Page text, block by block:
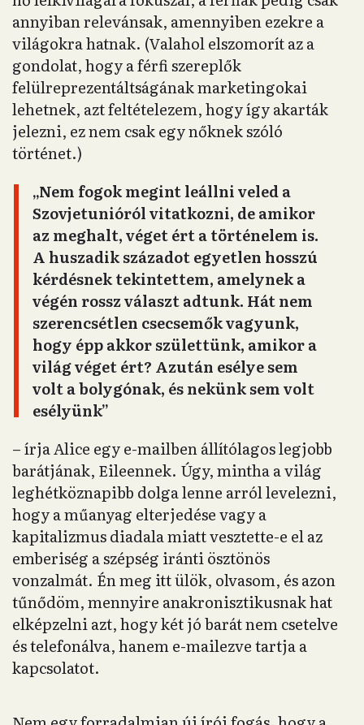
annyiban relevánsak, amennyiben ezekre a
világokra hatnak. (Valahol elszomorít az a
gondolat, hogy a férfi szereplők
felülreprezentáltságának marketingokai
lehetnek, azt feltételezem, hogy így akarták
jelezni, ez nem csak egy nőknek szóló
történet.)
„Nem fogok megint leállni veled a
Szovjetunióról vitatkozni, de amikor
az meghalt, véget ért a történelem is.
A huszadik századot egyetlen hosszú
kérdésnek tekintettem, amelynek a
végén rossz választ adtunk. Hát nem
szerencsétlen csecsemők vagyunk,
hogy épp akkor születtünk, amikor a
világ véget ért? Azután esélye sem
volt a bolygónak, és nekünk sem volt
esélyünk”
– írja Alice egy e-mailben állítólagos legjobb
barátjának, Eileennek. Úgy, mintha a világ
leghétköznapibb dolga lenne arról levelezni,
hogy a műanyag elterjedése vagy a
kapitalizmus diadala miatt vesztette-e el az
emberiség a szépség iránti ösztönös
vonzalmát. Én meg itt ülök, olvasom, és azon
tűnődöm, mennyire anakronisztikusnak hat
elképzelni azt, hogy két jó barát nem csetelve
és telefonálva, hanem e-mailezve tartja a
kapcsolatot.